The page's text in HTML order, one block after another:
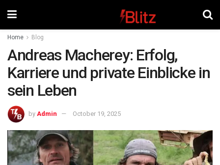
Home Blog
Andreas Macherey: Erfolg,
Karriere und private Einblicke in
sein Leben
by Admin October 19, 2025